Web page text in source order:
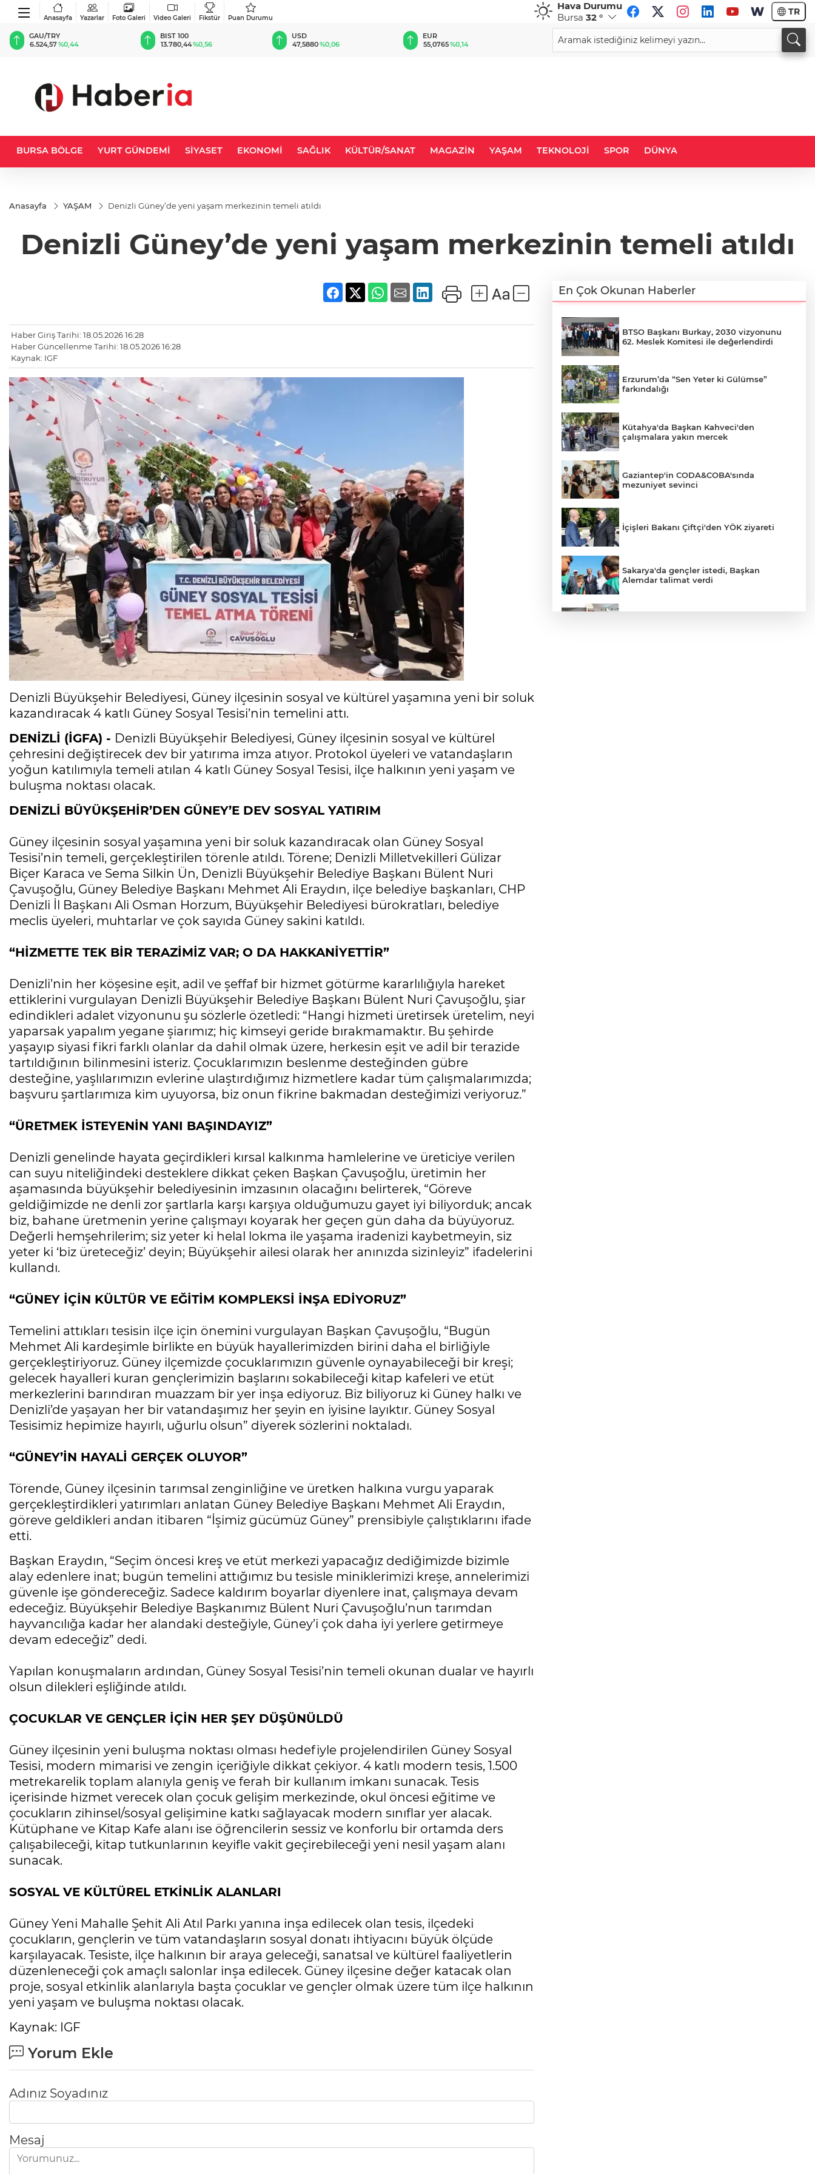
Anasayfa Yazarlar Foto Galeri Video Galeri Fikstür Puan Durumu
Hava Durumu
Bursa 32 ° TR
BIST 100
13.780,44%0,56
USD
47,5880%0,06
EUR
55,0765 %0,14
GBP
64,2290%0,22
CHF
58,7796%-0,24
33,9987
BURSA BÖLGE YURT GÜNDEMİ SİYASET EKONOMİ SAĞLIK KÜLTÜR/SANAT MAGAZİN YAŞAM TEKNOLOJİ SPOR DÜNYA
Anasayfa YAŞAM Denizli Güney’de yeni yaşam merkezinin temeli atıldı
Denizli Güney’de yeni yaşam merkezinin temeli atıldı
Haber Giriş Tarihi: 18.05.2026 16:28
Haber Güncellenme Tarihi: 18.05.2026 16:28
Kaynak: IGF
Denizli Büyükşehir Belediyesi, Güney ilçesinin sosyal ve kültürel yaşamına yeni bir soluk
kazandıracak 4 katlı Güney Sosyal Tesisi’nin temelini attı.
DENİZLİ (İGFA) - Denizli Büyükşehir Belediyesi, Güney ilçesinin sosyal ve kültürel
çehresini değiştirecek dev bir yatırıma imza atıyor. Protokol üyeleri ve vatandaşların
yoğun katılımıyla temeli atılan 4 katlı Güney Sosyal Tesisi, ilçe halkının yeni yaşam ve
buluşma noktası olacak.
DENİZLİ BÜYÜKŞEHİR’DEN GÜNEY’E DEV SOSYAL YATIRIM
Güney ilçesinin sosyal yaşamına yeni bir soluk kazandıracak olan Güney Sosyal
Tesisi’nin temeli, gerçekleştirilen törenle atıldı. Törene; Denizli Milletvekilleri Gülizar
Biçer Karaca ve Sema Silkin Ün, Denizli Büyükşehir Belediye Başkanı Bülent Nuri
Çavuşoğlu, Güney Belediye Başkanı Mehmet Ali Eraydın, ilçe belediye başkanları, CHP
Denizli İl Başkanı Ali Osman Horzum, Büyükşehir Belediyesi bürokratları, belediye
meclis üyeleri, muhtarlar ve çok sayıda Güney sakini katıldı.
“HİZMETTE TEK BİR TERAZİMİZ VAR; O DA HAKKANİYETTİR”
Denizli’nin her köşesine eşit, adil ve şeffaf bir hizmet götürme kararlılığıyla hareket
ettiklerini vurgulayan Denizli Büyükşehir Belediye Başkanı Bülent Nuri Çavuşoğlu, şiar
edindikleri adalet vizyonunu şu sözlerle özetledi: “Hangi hizmeti üretirsek üretelim, neyi
yaparsak yapalım yegane şiarımız; hiç kimseyi geride bırakmamaktır. Bu şehirde
yaşayıp siyasi fikri farklı olanlar da dahil olmak üzere, herkesin eşit ve adil bir terazide
tartıldığının bilinmesini isteriz. Çocuklarımızın beslenme desteğinden gübre
desteğine, yaşlılarımızın evlerine ulaştırdığımız hizmetlere kadar tüm çalışmalarımızda;
başvuru şartlarımıza kim uyuyorsa, biz onun fikrine bakmadan desteğimizi veriyoruz.”
“ÜRETMEK İSTEYENİN YANI BAŞINDAYIZ”
Denizli genelinde hayata geçirdikleri kırsal kalkınma hamlelerine ve üreticiye verilen
can suyu niteliğindeki desteklere dikkat çeken Başkan Çavuşoğlu, üretimin her
aşamasında büyükşehir belediyesinin imzasının olacağını belirterek, “Göreve
geldiğimizde ne denli zor şartlarla karşı karşıya olduğumuzu gayet iyi biliyorduk; ancak
biz, bahane üretmenin yerine çalışmayı koyarak her geçen gün daha da büyüyoruz.
Değerli hemşehrilerim; siz yeter ki helal lokma ile yaşama iradenizi kaybetmeyin, siz
yeter ki ‘biz üreteceğiz’ deyin; Büyükşehir ailesi olarak her anınızda sizinleyiz” ifadelerini
kullandı.
“GÜNEY İÇİN KÜLTÜR VE EĞİTİM KOMPLEKSİ İNŞA EDİYORUZ”
Temelini attıkları tesisin ilçe için önemini vurgulayan Başkan Çavuşoğlu, “Bugün
Mehmet Ali kardeşimle birlikte en büyük hayallerimizden birini daha el birliğiyle
gerçekleştiriyoruz. Güney ilçemizde çocuklarımızın güvenle oynayabileceği bir kreşi;
gelecek hayalleri kuran gençlerimizin başlarını sokabileceği kitap kafeleri ve etüt
merkezlerini barındıran muazzam bir yer inşa ediyoruz. Biz biliyoruz ki Güney halkı ve
Denizli’de yaşayan her bir vatandaşımız her şeyin en iyisine layıktır. Güney Sosyal
Tesisimiz hepimize hayırlı, uğurlu olsun” diyerek sözlerini noktaladı.
“GÜNEY’İN HAYALİ GERÇEK OLUYOR”
Törende, Güney ilçesinin tarımsal zenginliğine ve üretken halkına vurgu yaparak
gerçekleştirdikleri yatırımları anlatan Güney Belediye Başkanı Mehmet Ali Eraydın,
göreve geldikleri andan itibaren “İşimiz gücümüz Güney” prensibiyle çalıştıklarını ifade
etti.
Başkan Eraydın, “Seçim öncesi kreş ve etüt merkezi yapacağız dediğimizde bizimle
alay edenlere inat; bugün temelini attığımız bu tesisle miniklerimizi kreşe, annelerimizi
güvenle işe göndereceğiz. Sadece kaldırım boyarlar diyenlere inat, çalışmaya devam
edeceğiz. Büyükşehir Belediye Başkanımız Bülent Nuri Çavuşoğlu’nun tarımdan
hayvancılığa kadar her alandaki desteğiyle, Güney’i çok daha iyi yerlere getirmeye
devam edeceğiz” dedi.
Yapılan konuşmaların ardından, Güney Sosyal Tesisi’nin temeli okunan dualar ve hayırlı
olsun dilekleri eşliğinde atıldı.
ÇOCUKLAR VE GENÇLER İÇİN HER ŞEY DÜŞÜNÜLDÜ
Güney ilçesinin yeni buluşma noktası olması hedefiyle projelendirilen Güney Sosyal
Tesisi, modern mimarisi ve zengin içeriğiyle dikkat çekiyor. 4 katlı modern tesis, 1.500
metrekarelik toplam alanıyla geniş ve ferah bir kullanım imkanı sunacak. Tesis
içerisinde hizmet verecek olan çocuk gelişim merkezinde, okul öncesi eğitime ve
çocukların zihinsel/sosyal gelişimine katkı sağlayacak modern sınıflar yer alacak.
Kütüphane ve Kitap Kafe alanı ise öğrencilerin sessiz ve konforlu bir ortamda ders
çalışabileceği, kitap tutkunlarının keyifle vakit geçirebileceği yeni nesil yaşam alanı
sunacak.
SOSYAL VE KÜLTÜREL ETKİNLİK ALANLARI
Güney Yeni Mahalle Şehit Ali Atıl Parkı yanına inşa edilecek olan tesis, ilçedeki
çocukların, gençlerin ve tüm vatandaşların sosyal donatı ihtiyacını büyük ölçüde
karşılayacak. Tesiste, ilçe halkının bir araya geleceği, sanatsal ve kültürel faaliyetlerin
düzenleneceği çok amaçlı salonlar inşa edilecek. Güney ilçesine değer katacak olan
proje, sosyal etkinlik alanlarıyla başta çocuklar ve gençler olmak üzere tüm ilçe halkının
yeni yaşam ve buluşma noktası olacak.
Kaynak: IGF
Yorum Ekle
Adınız Soyadınız
Mesaj
En Çok Okunan Haberler
BTSO Başkanı Burkay, 2030 vizyonunu
62. Meslek Komitesi ile değerlendirdi
Erzurum’da “Sen Yeter ki Gülümse”
farkındalığı
Kütahya'da Başkan Kahveci'den
çalışmalara yakın mercek
Gaziantep'in CODA&COBA'sında
mezuniyet sevinci
İçişleri Bakanı Çiftçi'den YÖK ziyareti
Sakarya'da gençler istedi, Başkan
Alemdar talimat verdi